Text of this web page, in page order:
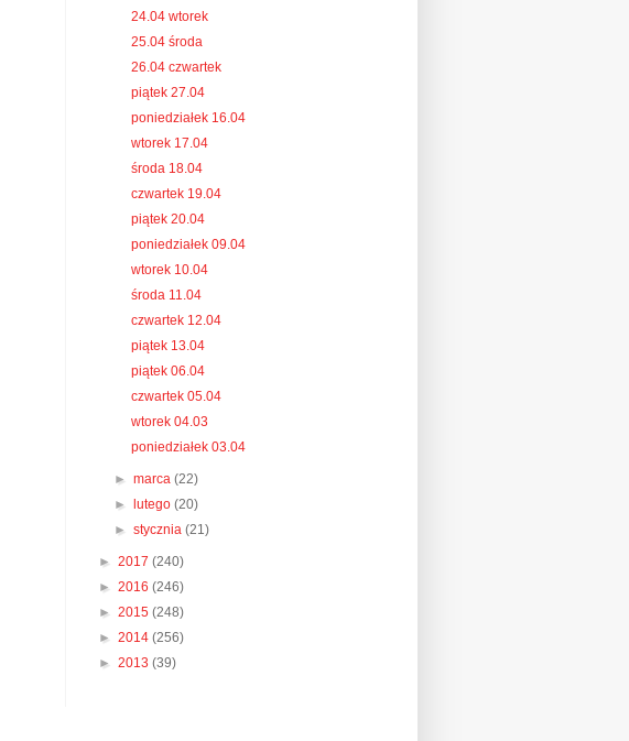
24.04 wtorek
25.04 środa
26.04 czwartek
piątek 27.04
poniedziałek 16.04
wtorek 17.04
środa 18.04
czwartek 19.04
piątek 20.04
poniedziałek 09.04
wtorek 10.04
środa 11.04
czwartek 12.04
piątek 13.04
piątek 06.04
czwartek 05.04
wtorek 04.03
poniedziałek 03.04
►marca(22)
►
lutego(20)
►stycznia(21)
► 2017 (240)
► 2016 (246)
► 2015 (248)
► 2014 (256)
► 2013 (39)